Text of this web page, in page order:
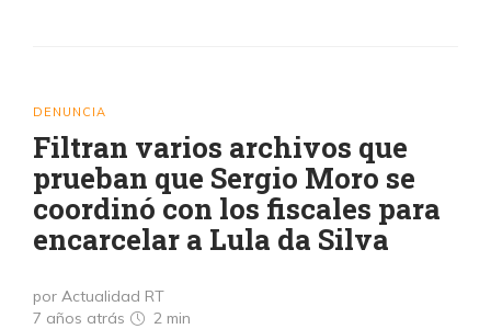
DENUNCIA
Filtran varios archivos que
prueban que Sergio Moro se
coordinó con los fiscales para
encarcelar a Lula da Silva
por Actualidad RT
7 años atrás
2 min